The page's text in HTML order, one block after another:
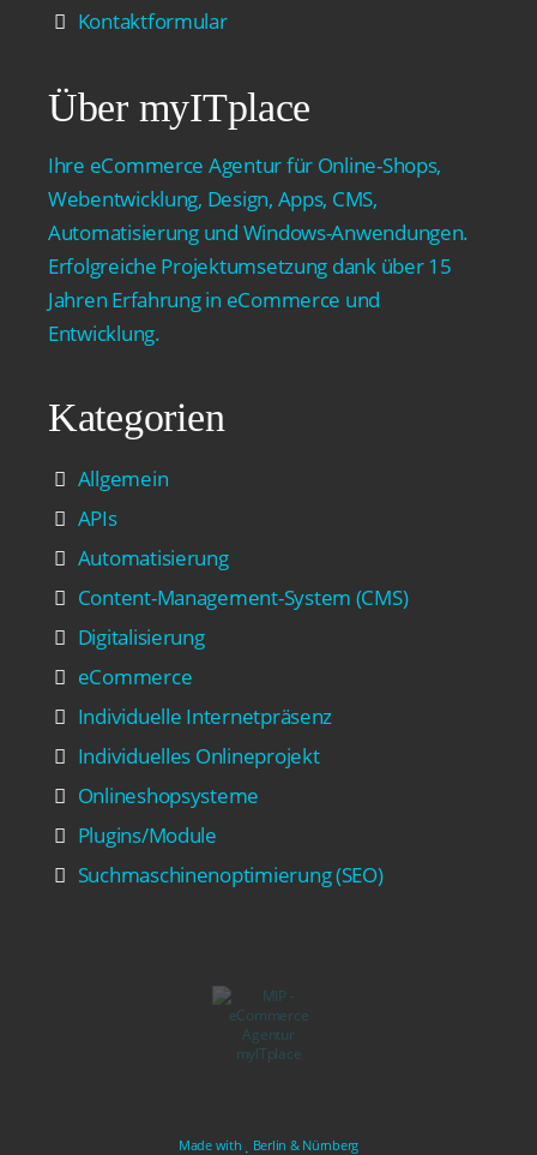
Kontaktformular
Über myITplace
Ihre eCommerce Agentur für Online-Shops,
Webentwicklung, Design, Apps, CMS,
Automatisierung und Windows-Anwendungen.
Erfolgreiche Projektumsetzung dank über 15
Jahren Erfahrung in eCommerce und
Entwicklung.
Kategorien
Allgemein
APIs
Automatisierung
Content-Management-System (CMS)
Digitalisierung
eCommerce
Individuelle Internetpräsenz
Individuelles Onlineprojekt
Onlineshopsysteme
Plugins/Module
Suchmaschinenoptimierung (SEO)
Made with Berlin & Nürnberg